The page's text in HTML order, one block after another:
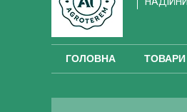
ГОЛОВНА